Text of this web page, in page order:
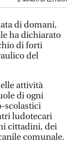
di domani,
ha dichiarato
di forti
del
attività
di ogni
scolastici
ludotecari
cittadini, dei
comunale.